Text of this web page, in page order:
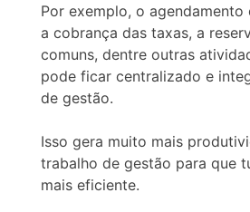
Por exemplo, o agendamento
a cobrança das taxas, a
comuns, dentre outras
pode ficar centralizado e
de gestão.
Isso gera muito mais
trabalho de gestão para que
mais eficiente.